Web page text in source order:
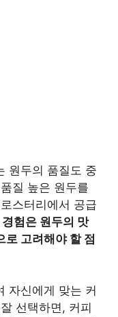
원두의 품질도 중
질 높은 원두를
스터리에서 공급
험은 원두의 맛
로 고려해야 할 점
자신에게 맞는 커
선택하면, 커피